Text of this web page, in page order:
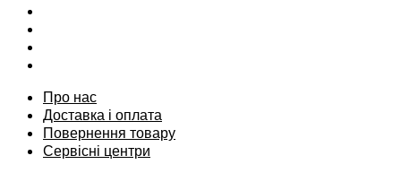
Переглянути
Про нас
Доставка і оплата
Повернення товару
Сервісні центри